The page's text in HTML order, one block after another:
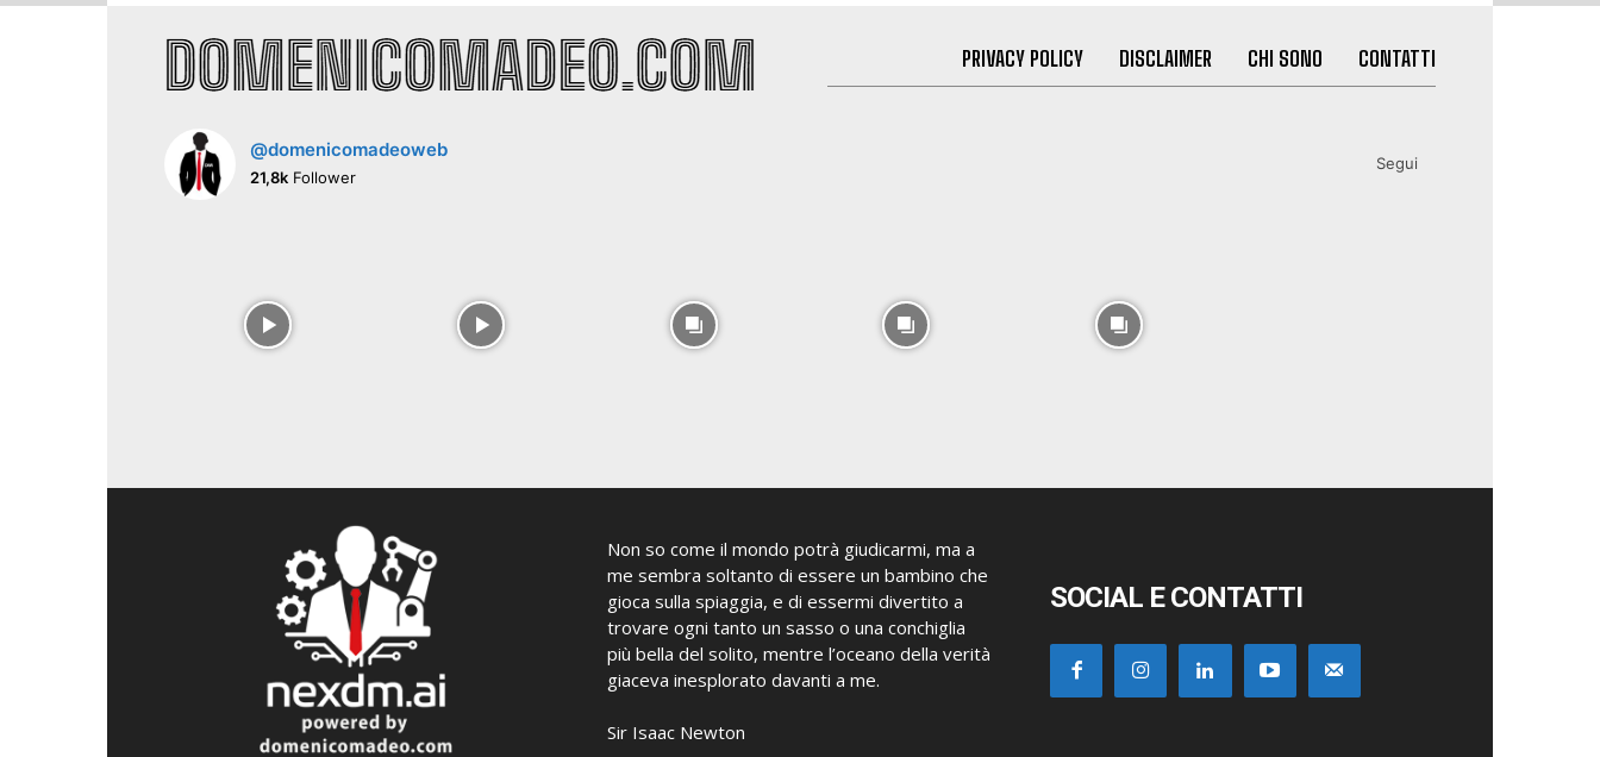
PRIVACY POLICY DISCLAIMER CHI SONO CONTATTI
@domenicomadeoweb
21,8k Follower
Segui
Non so come il mondo potrà giudicarmi, ma a
me sembra soltanto di essere un bambino che
gioca sulla spiaggia, e di essermi divertito a
trovare ogni tanto un sasso o una conchiglia
più bella del solito, mentre l’oceano della verità
giaceva inesplorato davanti a me.
Sir Isaac Newton
SOCIAL E CONTATTI